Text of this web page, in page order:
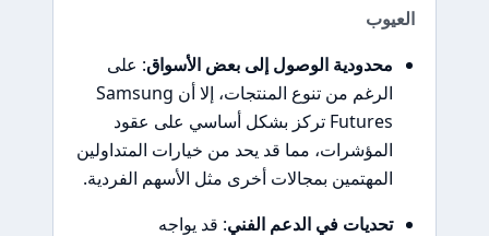
العيوب
محدودية الوصول إلى بعض الأسواق: على
الرغم من تنوع المنتجات، إلا أن Samsung
Futures تركز بشكل أساسي على عقود
المؤشرات، مما قد يحد من خيارات المتداولين
المهتمين بمجالات أخرى مثل الأسهم الفردية.
تحديات في الدعم الفني: قد يواجه